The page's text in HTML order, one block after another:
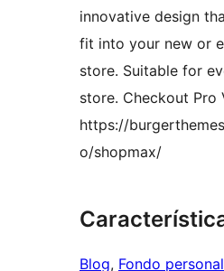
innovative design
fit into your new or
store. Suitable for
store. Checkout Pro
https://
o/shopmax/
Blog, Fondo